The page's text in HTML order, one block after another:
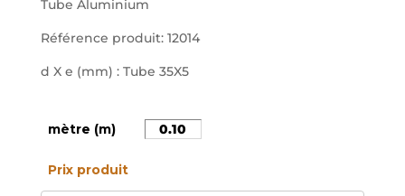
Tube Aluminium
Référence produit: 12014
d X e (mm) : Tube 35X5
mètre (m)
Prix produit